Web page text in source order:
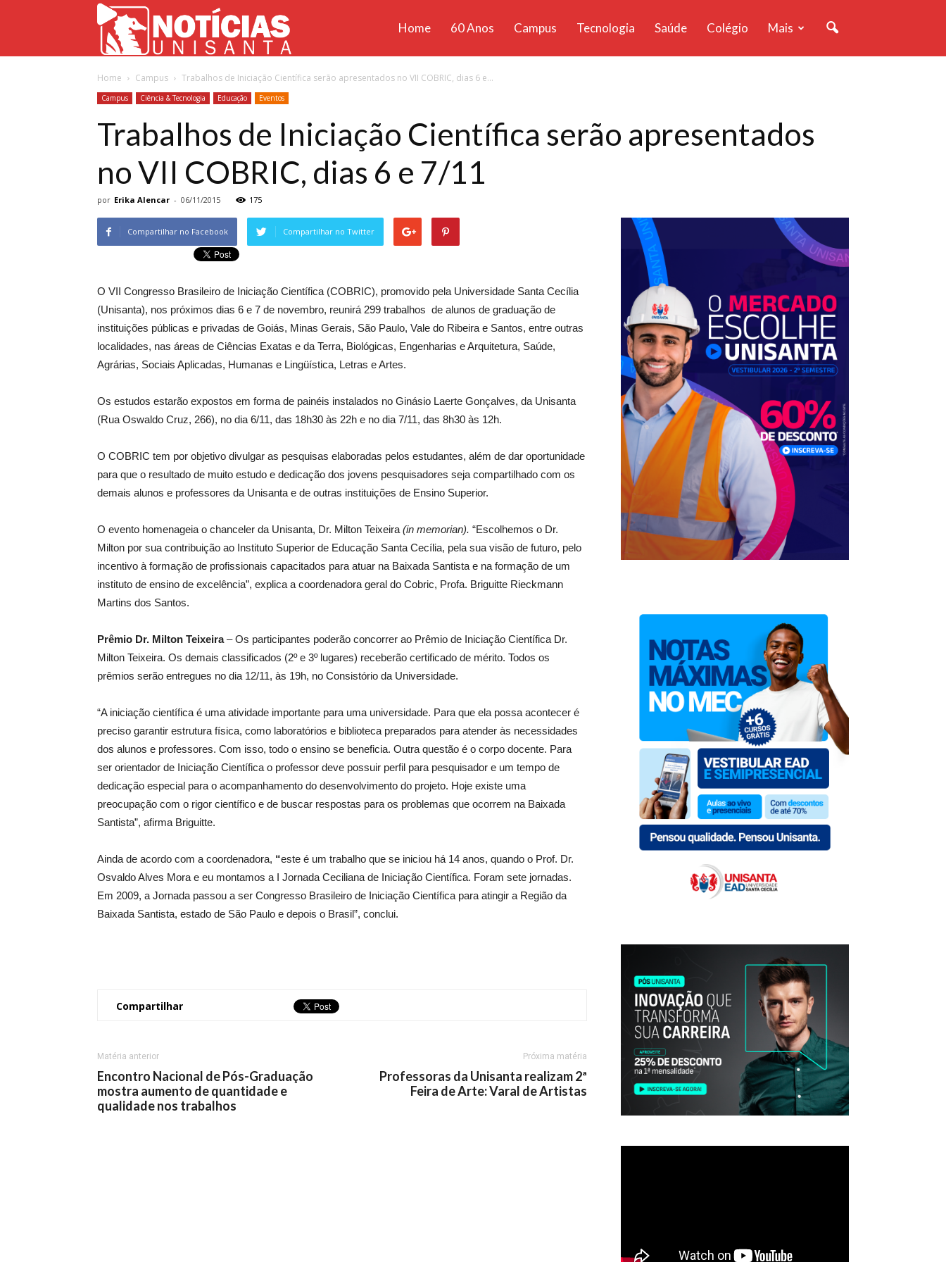
Unisanta
Home 60 Anos Campus Tecnologia Saúde Colégio Mais
Home Campus Trabalhos de Iniciação Científica serão apresentados no VII COBRIC, dias 6 e...
Campus Ciência & Tecnologia Educação Eventos
Trabalhos de Iniciação Científica serão apresentados
no VII COBRIC, dias 6 e 7/11
por Erika Alencar - 06/11/2015 175
Compartilhar no Facebook Compartilhar no Twitter
O VII Congresso Brasileiro de Iniciação Científica (COBRIC), promovido pela Universidade Santa Cecília
(Unisanta), nos próximos dias 6 e 7 de novembro, reunirá 299 trabalhos de alunos de graduação de
instituições públicas e privadas de Goiás, Minas Gerais, São Paulo, Vale do Ribeira e Santos, entre outras
localidades, nas áreas de Ciências Exatas e da Terra, Biológicas, Engenharias e Arquitetura, Saúde,
Agrárias, Sociais Aplicadas, Humanas e Lingüística, Letras e Artes.
Os estudos estarão expostos em forma de painéis instalados no Ginásio Laerte Gonçalves, da Unisanta
(Rua Oswaldo Cruz, 266), no dia 6/11, das 18h30 às 22h e no dia 7/11, das 8h30 às 12h.
O COBRIC tem por objetivo divulgar as pesquisas elaboradas pelos estudantes, além de dar oportunidade
para que o resultado de muito estudo e dedicação dos jovens pesquisadores seja compartilhado com os
demais alunos e professores da Unisanta e de outras instituições de Ensino Superior.
O evento homenageia o chanceler da Unisanta, Dr. Milton Teixeira (in memorian). “Escolhemos o Dr.
Milton por sua contribuição ao Instituto Superior de Educação Santa Cecília, pela sua visão de futuro, pelo
incentivo à formação de profissionais capacitados para atuar na Baixada Santista e na formação de um
instituto de ensino de excelência”, explica a coordenadora geral do Cobric, Profa. Briguitte Rieckmann
Martins dos Santos.
Prêmio Dr. Milton Teixeira– Os participantes poderão concorrer ao Prêmio de Iniciação Científica Dr.
Milton Teixeira. Os demais classificados (2º e 3º lugares) receberão certificado de mérito. Todos os
prêmios serão entregues no dia 12/11, às 19h, no Consistório da Universidade.
“A iniciação científica é uma atividade importante para uma universidade. Para que ela possa acontecer é
preciso garantir estrutura física, como laboratórios e biblioteca preparados para atender às necessidades
dos alunos e professores. Com isso, todo o ensino se beneficia. Outra questão é o corpo docente. Para
ser orientador de Iniciação Científica o professor deve possuir perfil para pesquisador e um tempo de
dedicação especial para o acompanhamento do desenvolvimento do projeto. Hoje existe uma
preocupação com o rigor científico e de buscar respostas para os problemas que ocorrem na Baixada
Santista”, afirma Briguitte.
Ainda de acordo com a coordenadora, “este é um trabalho que se iniciou há 14 anos, quando o Prof. Dr.
Osvaldo Alves Mora e eu montamos a I Jornada Ceciliana de Iniciação Científica. Foram sete jornadas.
Em 2009, a Jornada passou a ser Congresso Brasileiro de Iniciação Científica para atingir a Região da
Baixada Santista, estado de São Paulo e depois o Brasil”, conclui.
Compartilhar
Matéria anterior
Encontro Nacional de Pós-Graduação
mostra aumento de quantidade e
qualidade nos trabalhos
Próxima matéria
Professoras da Unisanta realizam 2ª
Feira de Arte: Varal de Artistas